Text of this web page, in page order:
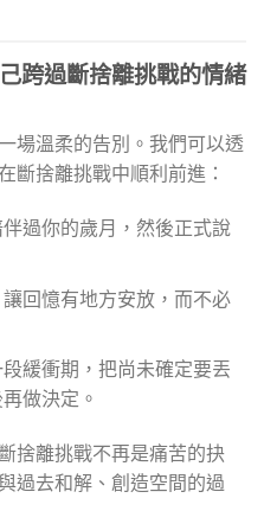
跨過斷捨離挑戰的情緒
場溫柔的告別。我們可以透
斷捨離挑戰中順利前進：
過你的歲月，然後正式說
回憶有地方安放，而不必
段緩衝期，把尚未確定要丟
做決定。
捨離挑戰不再是痛苦的抉
過去和解、創造空間的過